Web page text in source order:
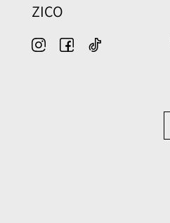
ZICO